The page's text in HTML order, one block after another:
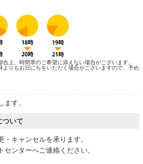
上、時間帯のご希望に添えない場合がございます。
りもお日にちをいただく場合がございますので、予め
す。
ついて
キャンセルを承ります。
ンターへご連絡ください。